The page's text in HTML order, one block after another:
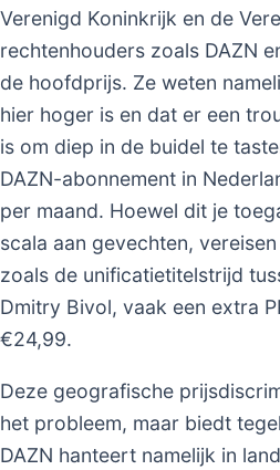
Verenigd Koninkrijk en de
rechtenhouders zoals DAZN
de hoofdprijs. Ze weten
hier hoger is en dat er een
is om diep in de buidel te
DAZN-abonnement in
per maand. Hoewel dit je
scala aan gevechten,
zoals de unificatietitelstrijd
Dmitry Bivol, vaak een extra
€24,99.
Deze geografische
het probleem, maar biedt
DAZN hanteert namelijk in